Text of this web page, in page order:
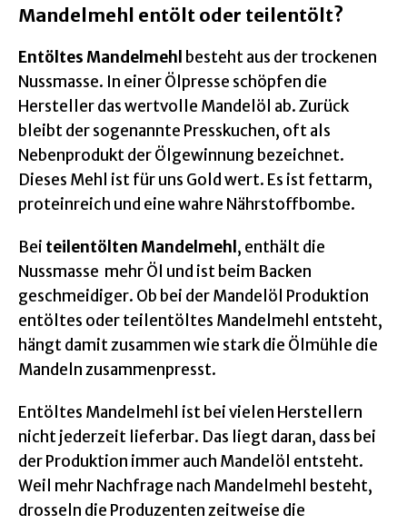
Mandelmehl entölt oder teilentölt?
Entöltes Mandelmehl besteht aus der trockenen
Nussmasse. In einer Ölpresse schöpfen die
Hersteller das wertvolle Mandelöl ab. Zurück
bleibt der sogenannte Presskuchen, oft als
Nebenprodukt der Ölgewinnung bezeichnet.
Dieses Mehl ist für uns Gold wert. Es ist fettarm,
proteinreich und eine wahre Nährstoffbombe.
Bei teilentölten Mandelmehl , enthält die
Nussmasse mehr Öl und ist beim Backen
geschmeidiger. Ob bei der Mandelöl Produktion
entöltes oder teilentöltes Mandelmehl entsteht,
hängt damit zusammen wie stark die Ölmühle die
Mandeln zusammenpresst.
Entöltes Mandelmehl ist bei vielen Herstellern
nicht jederzeit lieferbar. Das liegt daran, dass bei
der Produktion immer auch Mandelöl entsteht.
Weil mehr Nachfrage nach Mandelmehl besteht,
drosseln die Produzenten zeitweise die